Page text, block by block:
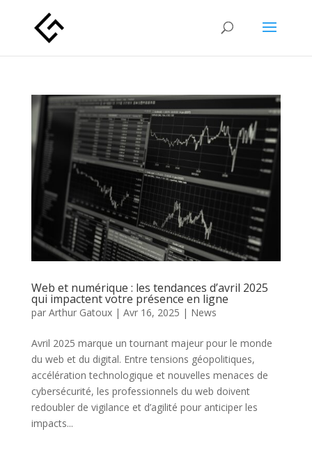
Web et numérique : les tendances d’avril 2025
qui impactent votre présence en ligne
par Arthur Gatoux| Avr 16, 2025 | News
Avril 2025 marque un tournant majeur pour le monde
du web et du digital. Entre tensions géopolitiques,
accélération technologique et nouvelles menaces de
cybersécurité, les professionnels du web doivent
redoubler de vigilance et d’agilité pour anticiper les
impacts...